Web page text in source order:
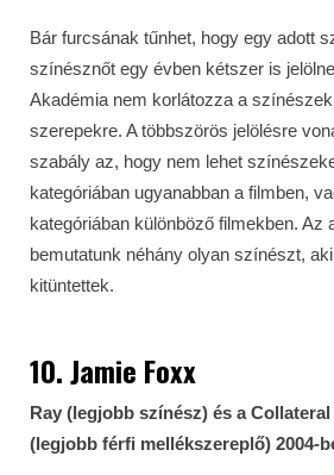
Bár furcsának tűnhet, hogy egy adott
színésznőt egy évben kétszer is
Akadémia nem korlátozza a
szerepekre. A többszörös jelölésre
szabály az, hogy nem lehet
kategóriában ugyanabban a filmben,
kategóriában különböző filmekben. Az
bemutatunk néhány olyan színészt,
kitüntettek.
10. Jamie Foxx
Ray (legjobb színész) és a
(legjobb férfi mellékszereplő) 2004-